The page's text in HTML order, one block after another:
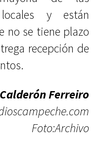
y están
no se tiene plazo
recepción de
Ferreiro
Foto:Archivo